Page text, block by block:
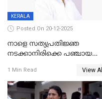
KERALA
Posted On 20-12-2025
നാളെ സത്യപ്രതിജ്ഞ
നടക്കാനിരിക്കെ പഞ്ചായത്ത്
1 Min Read View All